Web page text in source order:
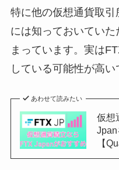
特に他の仮想通貨取
には知っておいてい
まっています。実は
している可能性が高
あわせて読みたい
仮想
【